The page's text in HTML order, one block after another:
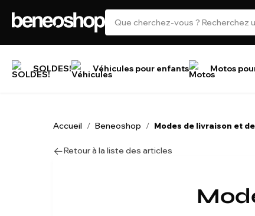
SOLDES! Véhicules pour enfants Motos
Accueil / Beneoshop / Modes de livraison et
Retour à la liste des articles